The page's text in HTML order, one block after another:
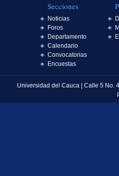
Secciones
Noticias
Foros
Departamento
Calendario
Convocatorias
Encuestas
Universidad del Cauca | Calle 5 No.